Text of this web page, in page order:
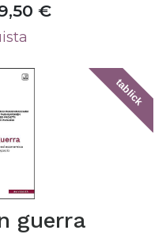
€
tablick
guerra